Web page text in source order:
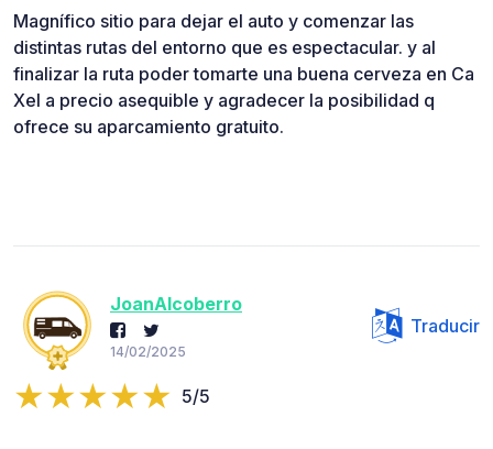
Magnífico sitio para dejar el auto y comenzar las
distintas rutas del entorno que es espectacular. y al
finalizar la ruta poder tomarte una buena cerveza en Ca
Xel a precio asequible y agradecer la posibilidad q
ofrece su aparcamiento gratuito.
JoanAlcoberro
14/02/2025
Traducir
5/5